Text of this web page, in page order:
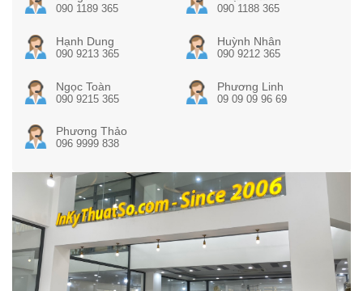
090 1189 365 090 1188 365
Hạnh Dung
090 9213 365
Huỳnh Nhân
090 9212 365
Ngọc Toàn
090 9215 365
Phương Linh
09 09 09 96 69
Phương Thảo
096 9999 838